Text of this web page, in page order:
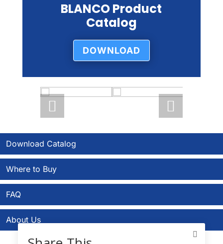
BLANCO Product
Catalog
DOWNLOAD
Download Catalog
Where to Buy
FAQ
About Us